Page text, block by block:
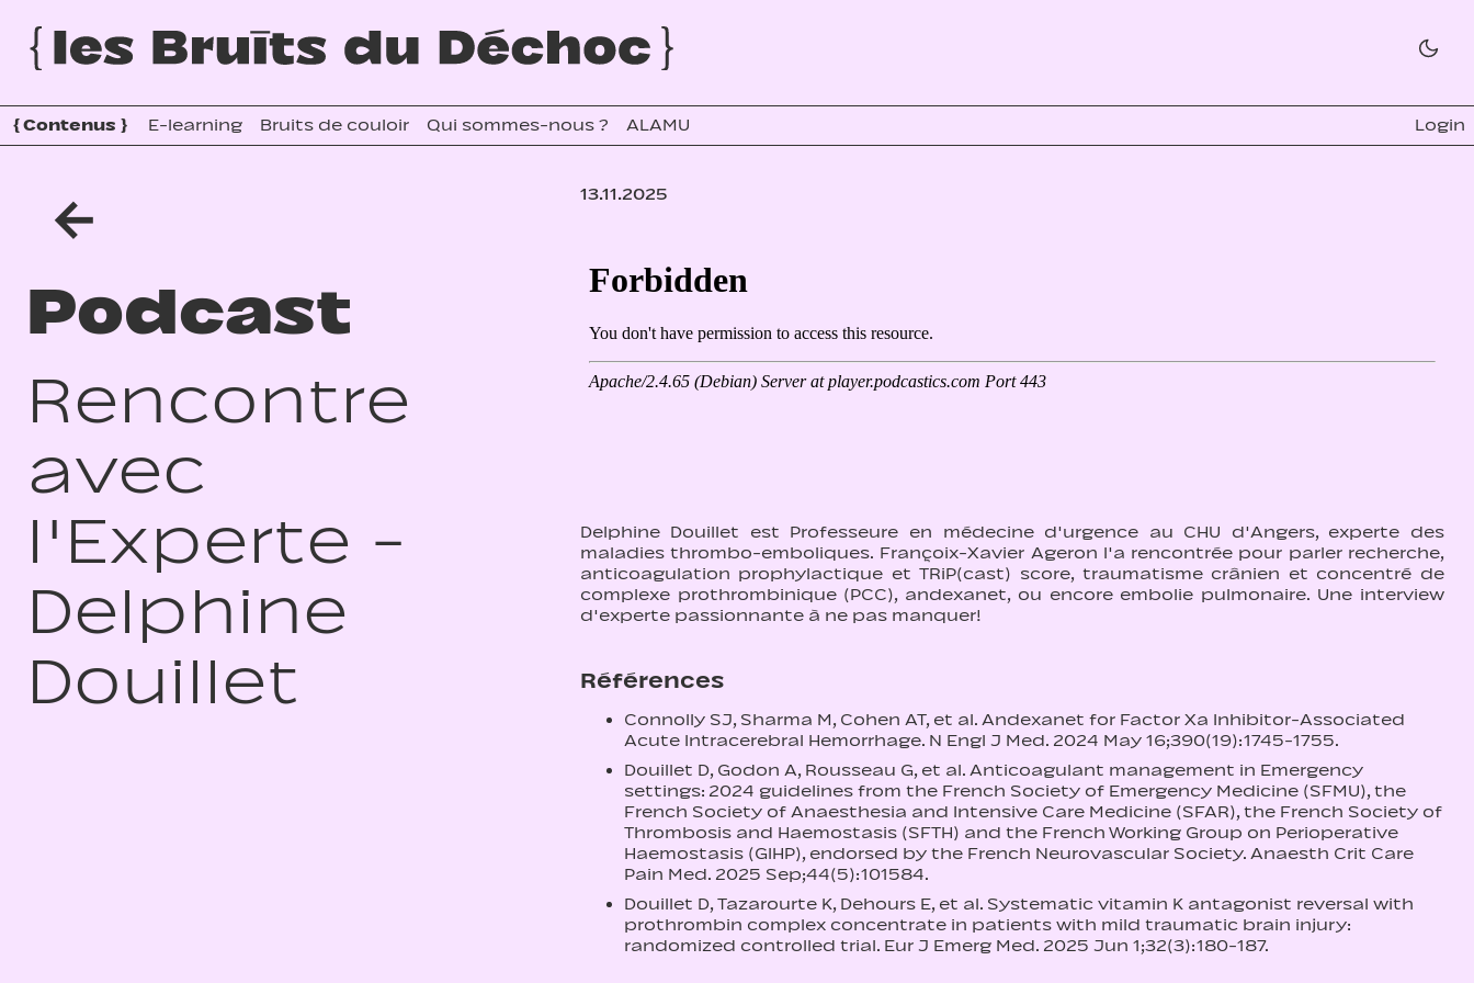
{Contenus } E-learning Bruits de couloir Qui sommes-nous ? ALAMU Login
←
Podcast
Rencontre
avec
l'Experte -
Delphine
Douillet
13.11.2025
Delphine Douillet est Professeure en médecine d'urgence au CHU d'Angers, experte des
maladies thrombo-emboliques. Françoix-Xavier Ageron l'a rencontrée pour parler recherche,
anticoagulation prophylactique et TRiP(cast) score, traumatisme crânien et concentré de
complexe prothrombinique (PCC), andexanet, ou encore embolie pulmonaire. Une interview
d'experte passionnante à ne pas manquer!
Références
Connolly SJ, Sharma M, Cohen AT, et al. Andexanet for Factor Xa Inhibitor-Associated
Acute Intracerebral Hemorrhage. N Engl J Med. 2024 May 16;390(19):1745-1755.
Douillet D, Godon A, Rousseau G, et al. Anticoagulant management in Emergency
settings: 2024 guidelines from the French Society of Emergency Medicine (SFMU), the
French Society of Anaesthesia and Intensive Care Medicine (SFAR), the French Society of
Thrombosis and Haemostasis (SFTH) and the French Working Group on Perioperative
Haemostasis (GIHP), endorsed by the French Neurovascular Society. Anaesth Crit Care
Pain Med. 2025 Sep;44(5):101584.
Douillet D, Tazarourte K, Dehours E, et al. Systematic vitamin K antagonist reversal with
prothrombin complex concentrate in patients with mild traumatic brain injury:
randomized controlled trial. Eur J Emerg Med. 2025 Jun 1;32(3):180-187.